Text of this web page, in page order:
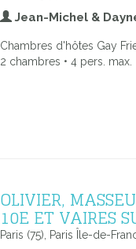
Jean-Michel &
Chambres d'hôtes Gay
2 chambres • 4 pers. max.
OLIVIER,
10E ET VAIRES
Paris (75), Paris Île-de-